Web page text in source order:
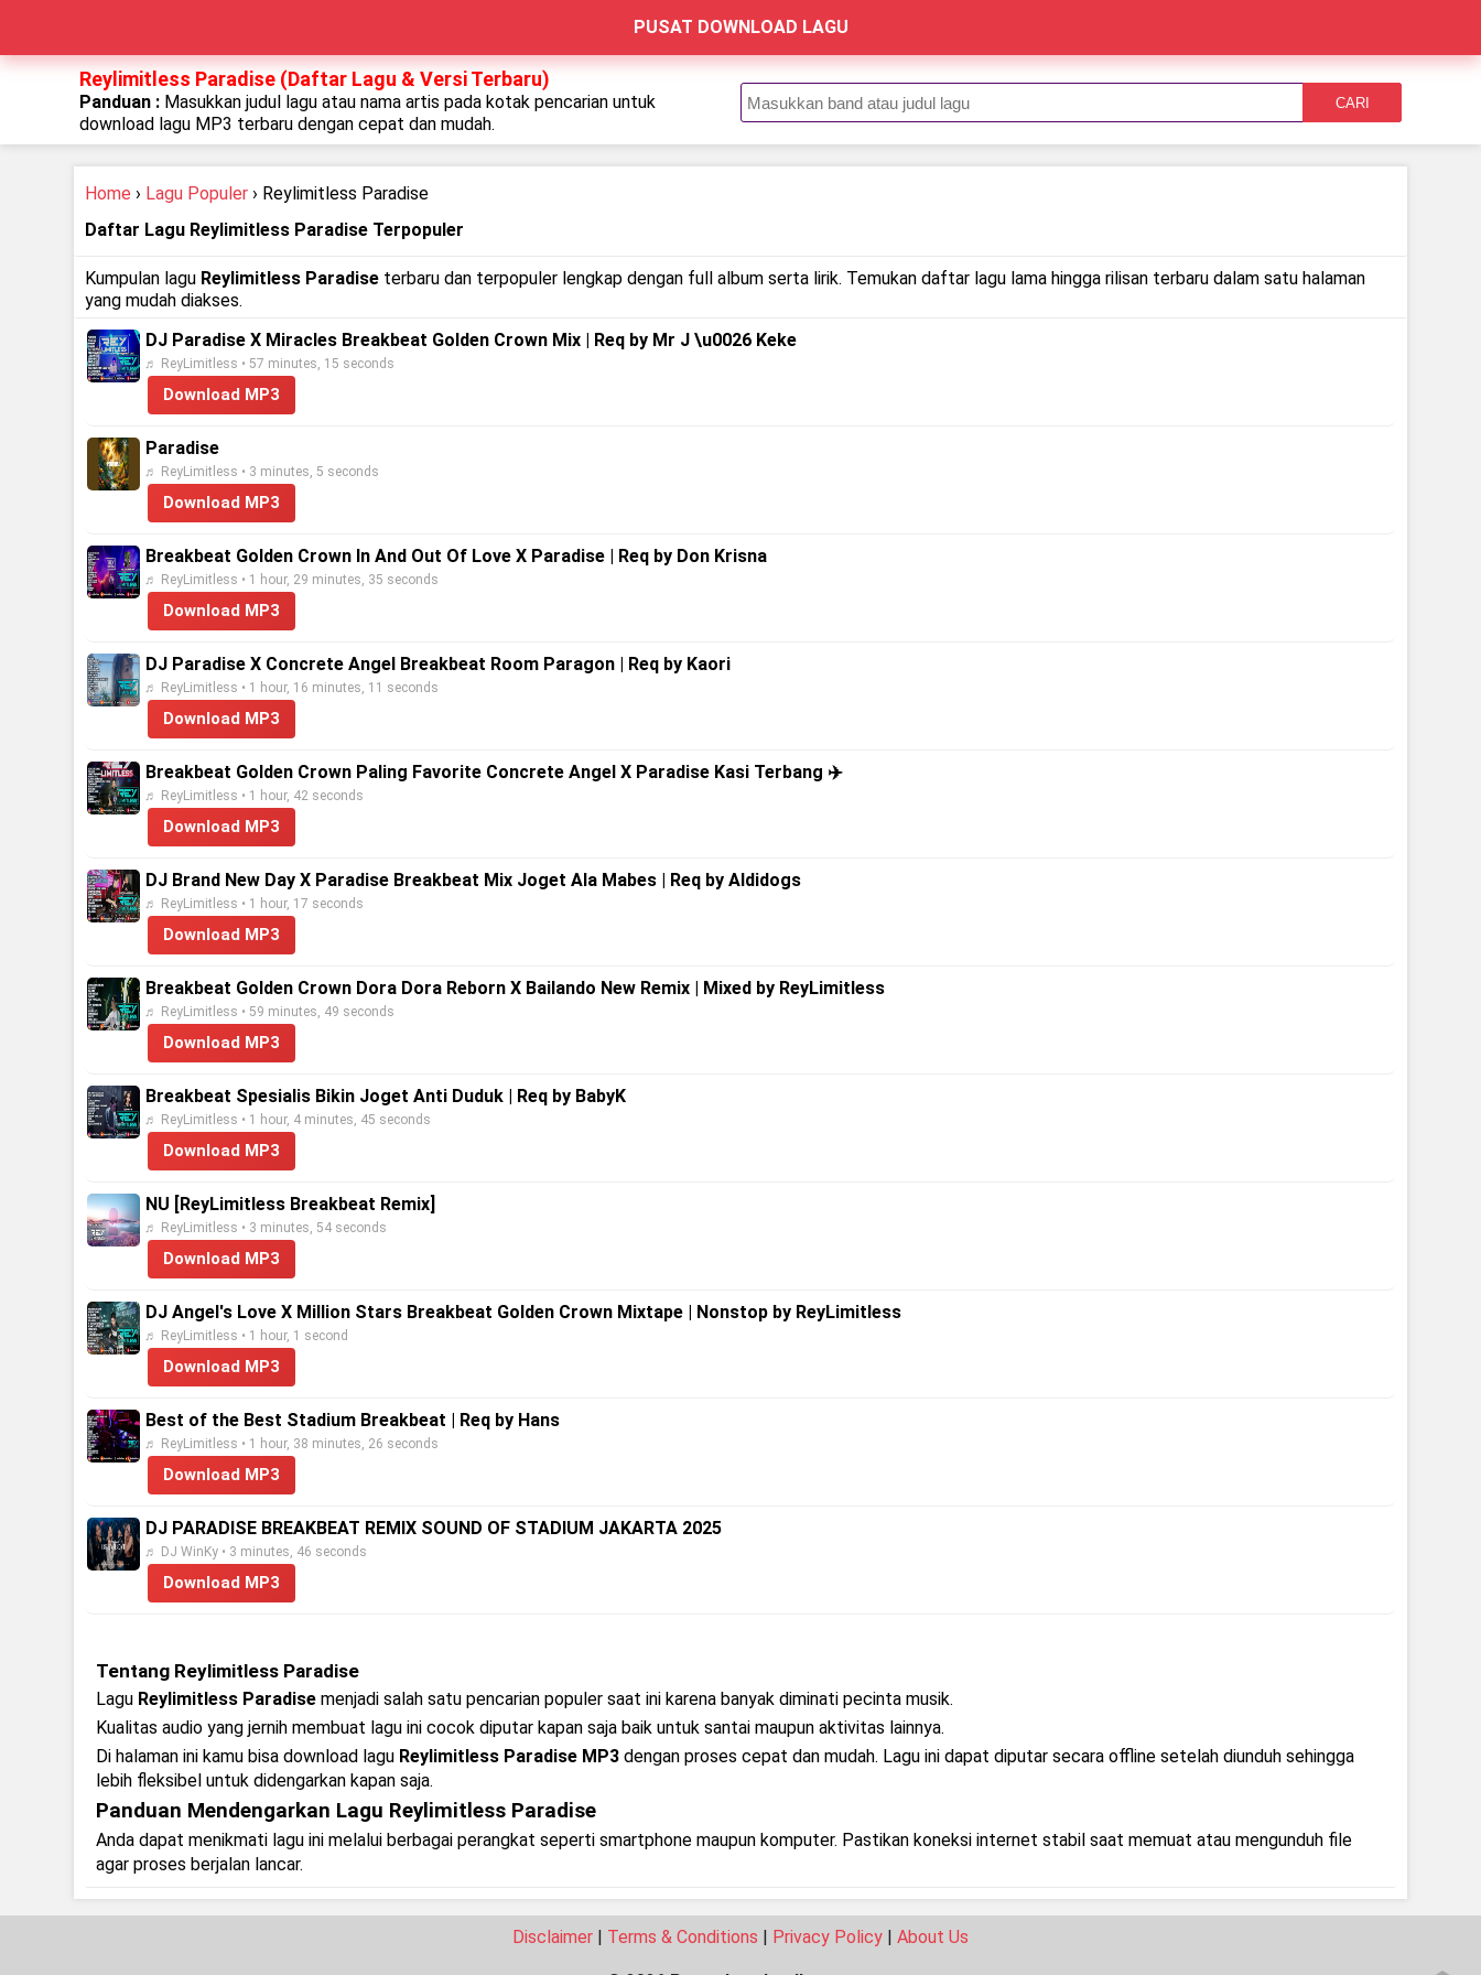
PUSAT DOWNLOAD LAGU
Reylimitless Paradise (Daftar Lagu & Versi Terbaru)
Panduan : Masukkan judul lagu atau nama artis pada kotak pencarian untuk
download lagu MP3 terbaru dengan cepat dan mudah.
CARI
Home › Lagu Populer › Reylimitless Paradise
Daftar Lagu Reylimitless Paradise Terpopuler
Kumpulan lagu Reylimitless Paradise terbaru dan terpopuler lengkap dengan full album serta lirik. Temukan daftar lagu lama hingga rilisan terbaru dalam satu halaman
yang mudah diakses.
DJ Paradise X Miracles Breakbeat Golden Crown Mix | Req by Mr J \u0026 Keke
♬ ReyLimitless • 57 minutes, 15 seconds
Download MP3
Paradise
♬ ReyLimitless • 3 minutes, 5 seconds
Download MP3
Breakbeat Golden Crown In And Out Of Love X Paradise | Req by Don Krisna
♬ ReyLimitless • 1 hour, 29 minutes, 35 seconds
Download MP3
DJ Paradise X Concrete Angel Breakbeat Room Paragon | Req by Kaori
♬ ReyLimitless • 1 hour, 16 minutes, 11 seconds
Download MP3
Breakbeat Golden Crown Paling Favorite Concrete Angel X Paradise Kasi Terbang ✈️
♬ ReyLimitless • 1 hour, 42 seconds
Download MP3
DJ Brand New Day X Paradise Breakbeat Mix Joget Ala Mabes | Req by Aldidogs
♬ ReyLimitless • 1 hour, 17 seconds
Download MP3
Breakbeat Golden Crown Dora Dora Reborn X Bailando New Remix | Mixed by ReyLimitless
♬ ReyLimitless • 59 minutes, 49 seconds
Download MP3
Breakbeat Spesialis Bikin Joget Anti Duduk | Req by BabyK
♬ ReyLimitless • 1 hour, 4 minutes, 45 seconds
Download MP3
NU [ReyLimitless Breakbeat Remix]
♬ ReyLimitless • 3 minutes, 54 seconds
Download MP3
DJ Angel's Love X Million Stars Breakbeat Golden Crown Mixtape | Nonstop by ReyLimitless
♬ ReyLimitless • 1 hour, 1 second
Download MP3
Best of the Best Stadium Breakbeat | Req by Hans
♬ ReyLimitless • 1 hour, 38 minutes, 26 seconds
Download MP3
DJ PARADISE BREAKBEAT REMIX SOUND OF STADIUM JAKARTA 2025
♬ DJ WinKy • 3 minutes, 46 seconds
Download MP3
Tentang Reylimitless Paradise
Lagu Reylimitless Paradise menjadi salah satu pencarian populer saat ini karena banyak diminati pecinta musik.
Kualitas audio yang jernih membuat lagu ini cocok diputar kapan saja baik untuk santai maupun aktivitas lainnya.
Di halaman ini kamu bisa download lagu Reylimitless Paradise MP3 dengan proses cepat dan mudah. Lagu ini dapat diputar secara offline setelah diunduh sehingga
lebih fleksibel untuk didengarkan kapan saja.
Panduan Mendengarkan Lagu Reylimitless Paradise
Anda dapat menikmati lagu ini melalui berbagai perangkat seperti smartphone maupun komputer. Pastikan koneksi internet stabil saat memuat atau mengunduh file
agar proses berjalan lancar.
Disclaimer | Terms & Conditions | Privacy Policy | About Us